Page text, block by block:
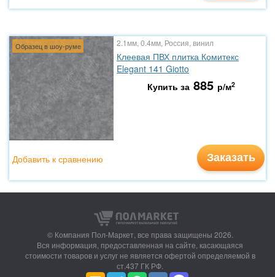
Образец в шоу-руме 2.1мм, 0.4мм, Россия, винил
Клеевая ПВХ плитка Комитекс
Elegant 141 Giotto
Купить за 885 р/м2
Заказать
Добавить к сравнению
© Компания Пол-Маркет, все права защищены 2026.
Вся информация, предоставленная на сайте, касающаяся
стоимости товаров и услуг не является офертой определяемой в
ст.437 ГК РФ.